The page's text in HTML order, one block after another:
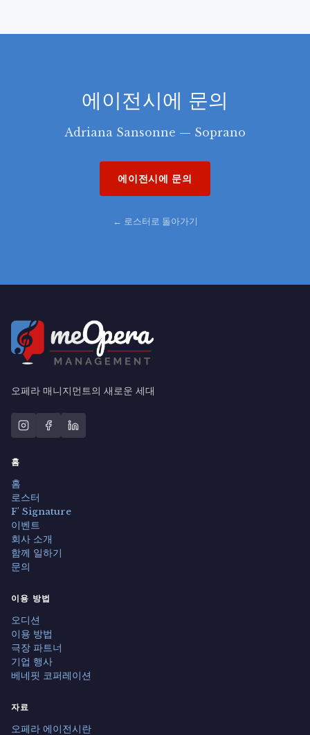
에이전시에 문의
Adriana Sansonne — Soprano
에이전시에 문의
← 로스터로 돌아가기
오페라 매니지먼트의 새로운 세대
홈
홈
로스터
F' Signature
이벤트
회사 소개
함께 일하기
문의
이용 방법
오디션
이용 방법
극장 파트너
기업 행사
베네핏 코퍼레이션
자료
오페라 에이전시란